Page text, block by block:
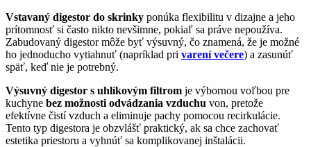
Vstavaný digestor do skrinky ponúka flexibilitu v dizajne a jeho
prítomnosť si často nikto nevšimne, pokiaľ sa práve nepoužíva.
Zabudovaný digestor môže byť výsuvný, čo znamená, že je možné
ho jednoducho vytiahnuť (napríklad pri varení večere) a zasunúť
späť, keď nie je potrebný.
Výsuvný digestor s uhlíkovým filtrom je výbornou voľbou pre
kuchyne bez možnosti odvádzania vzduchu von, pretože
efektívne čistí vzduch a eliminuje pachy pomocou recirkulácie.
Tento typ digestora je obzvlášť praktický, ak sa chce zachovať
estetika priestoru a vyhnúť sa komplikovanej inštalácii.